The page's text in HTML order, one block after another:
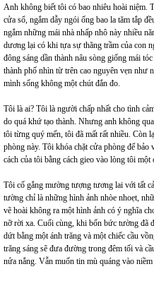
Anh không biết tôi có bao nhiêu hoài niệm.
cửa sổ, ngắm dẫy ngói ống bao la tăm tắp
ngắm những mái nhà nhấp nhô này nhiều
dương lại có khi tựa sự thăng trầm của con
đông sáng dần thành nâu sòng giống mái
thành phố nhìn từ trên cao nguyên vẹn như
mình sống không một chút đắn đo.
Tôi là ai? Tôi là người chấp nhất cho tình
do quá khứ tạo thành. Nhưng anh không
tôi từng quý mến, tôi đã mất rất nhiều. Còn
phòng này. Tôi khóa chặt cửa phòng để
cách của tôi bằng cách gieo vào lòng tôi một
Tôi cố gắng mường tượng tương lai với tất
tường chỉ là những hình ảnh nhòe nhoẹt,
vẽ hoài không ra một hình ảnh có ý nghĩa
nỡ rời xa. Cuối cùng, khi bốn bức tường đã
dứt bằng một ánh trăng và một chiếc cầu
trăng sáng sẽ đưa đường trong đêm tối và
nửa nắng. Vẫn muốn tin mù quáng vào